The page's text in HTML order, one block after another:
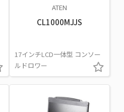
ATEN
CL1000MJJS
17インチLCD一体型 コンソー
ルドロワー